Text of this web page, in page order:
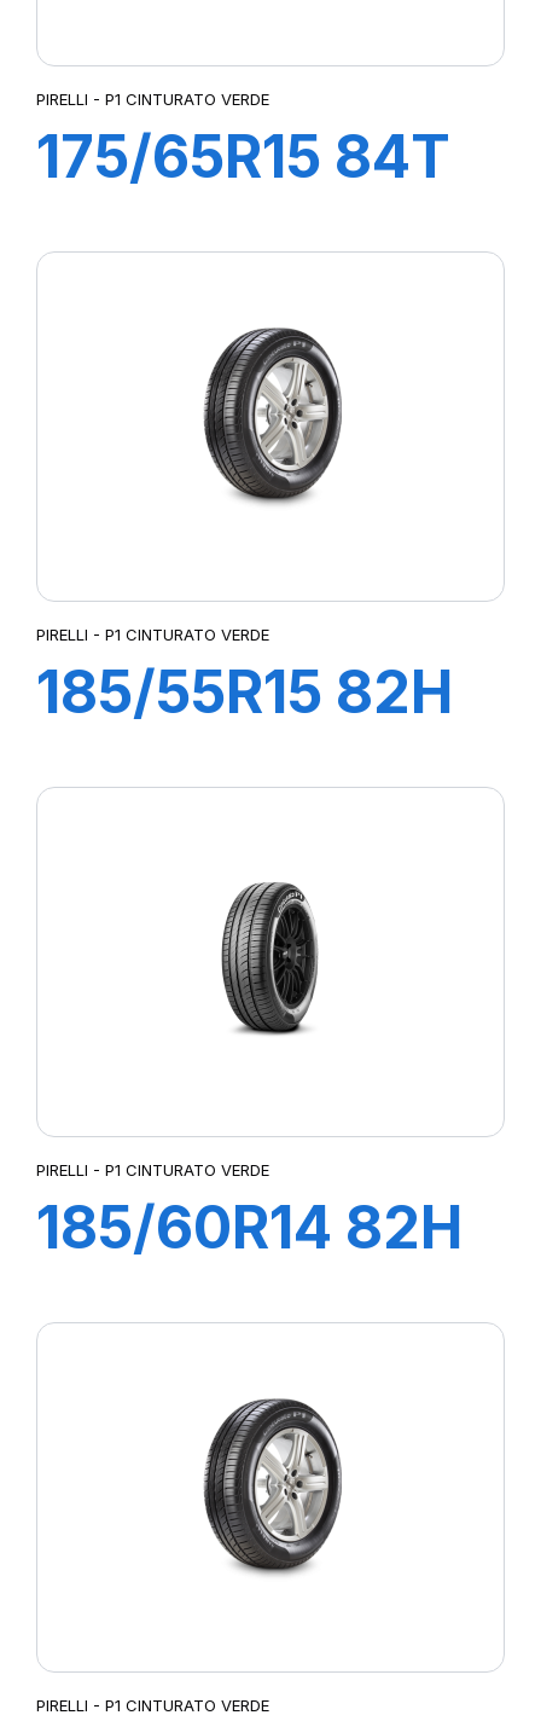
PIRELLI - P1 CINTURATO VERDE
175/65R15 84T
PIRELLI - P1 CINTURATO VERDE
185/55R15 82H
PIRELLI - P1 CINTURATO VERDE
185/60R14 82H
PIRELLI - P1 CINTURATO VERDE